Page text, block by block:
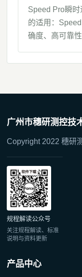
Speed Pro瞬
的适用：
确度、高可靠性
广州市穗研测控技
Copyright 2022 穗研
规程解读公众号
关注规程解读、标准
说明与资料更新
产品中心